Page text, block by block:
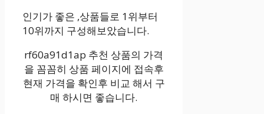
인기가 좋은 ,상품들로 1위부터
10위까지 구성해보았습니다.
rf60a91d1ap 추천 상품의 가격
을 꼼꼼히 상품 페이지에 접속후
현재 가격을 확인후 비교 해서 구
매 하시면 좋습니다.